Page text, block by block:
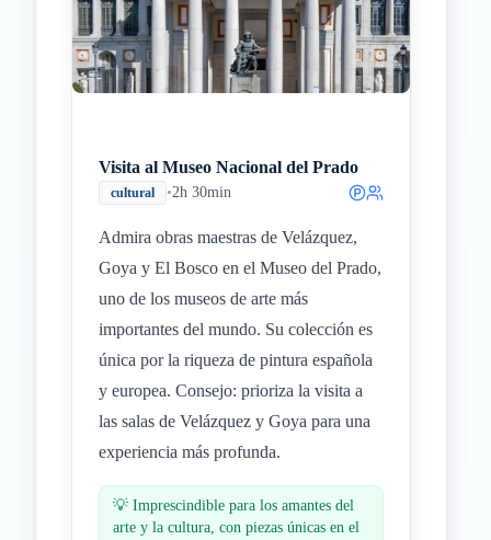
Visita al Museo Nacional del Prado
cultural •2h 30min
Admira obras maestras de Velázquez,
Goya y El Bosco en el Museo del Prado,
uno de los museos de arte más
importantes del mundo. Su colección es
única por la riqueza de pintura española
y europea. Consejo: prioriza la visita a
las salas de Velázquez y Goya para una
experiencia más profunda.
💡 Imprescindible para los amantes del
arte y la cultura, con piezas únicas en el